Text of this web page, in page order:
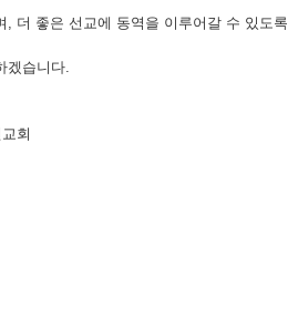
, 더 좋은 선교에 동역을 이루어갈 수 있도록
겠습니다.
회